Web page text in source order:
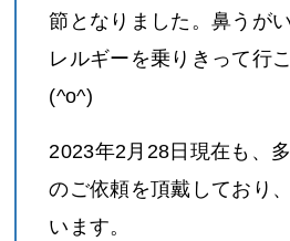
節となりました。鼻うが
レルギーを乗りきって行
(^o^)
2023年2月28日現在も、
のご依頼を頂戴しており
います。